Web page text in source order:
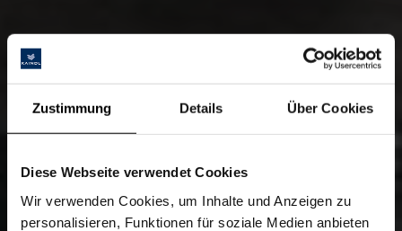
Zustimmung Details Über Cookies
Diese Webseite verwendet Cookies
Wir verwenden Cookies, um Inhalte und Anzeigen zu
personalisieren, Funktionen für soziale Medien anbieten